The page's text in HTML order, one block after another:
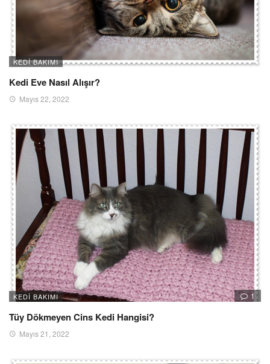
KEDI BAKIMI
Kedi Eve Nasıl Alışır?
Mayıs 22, 2022
KEDI BAKIMI 1
Tüy Dökmeyen Cins Kedi Hangisi?
Mayıs 21, 2022